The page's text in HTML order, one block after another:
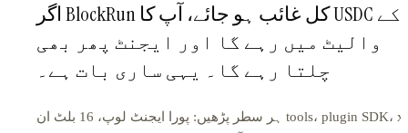
اگر BlockRun کل غائب ہو جائے، آپ کا USDC آپ کے
والیٹ میں رہے گا اور ایجنٹ پھر بھی
چلتا رہے گا۔ یہی ساری بات ہے۔
ہر سطر پڑھیں: پورا ایجنٹ لوپ، 16 بلٹ ان tools، plugin SDK، x402